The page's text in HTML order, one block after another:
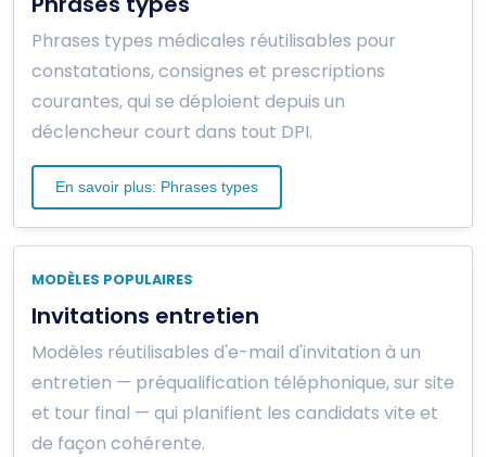
Phrases types médicales réutilisables pour
constatations, consignes et prescriptions
courantes, qui se déploient depuis un
déclencheur court dans tout DPI.
En savoir plus: Phrases types
MODÈLES POPULAIRES
Invitations entretien
Modèles réutilisables d'e-mail d'invitation à un
entretien — préqualification téléphonique, sur site
et tour final — qui planifient les candidats vite et
de façon cohérente.